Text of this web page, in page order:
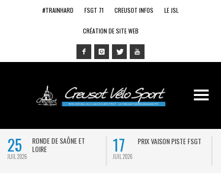
#TRAINHARD FSGT 71 CREUSOT INFOS LE JSL
CRÉATION DE SITE WEB
25
JUIL 2026
RONDE DE SAÔNE ET
LOIRE
17
JUIL 2026
PRIX VAISON PISTE FSGT